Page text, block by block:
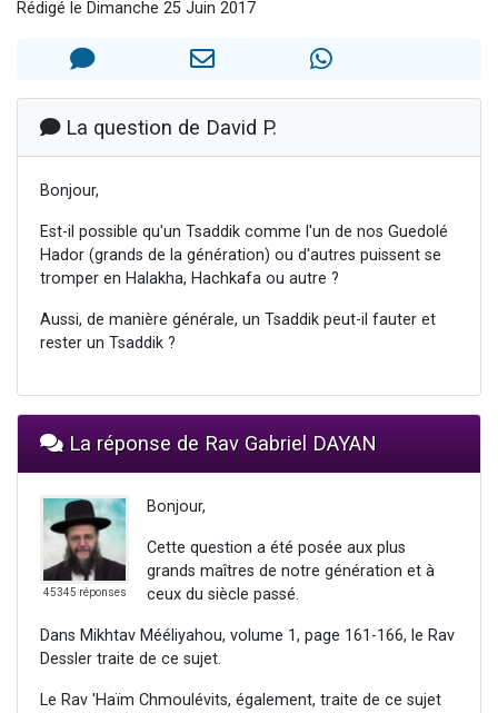
Il reste 49 places pour étudier en groupe sur Zoom
Eva vient de donner son Maasser
Rédigé le Dimanche 25 Juin 2017
La question de David P.
Bonjour,
Est-il possible qu'un Tsaddik comme l'un de nos Guedolé
Hador (grands de la génération) ou d'autres puissent se
tromper en Halakha, Hachkafa ou autre ?
Aussi, de manière générale, un Tsaddik peut-il fauter et
rester un Tsaddik ?
La réponse de Rav Gabriel DAYAN
45345 réponses
Bonjour,
Cette question a été posée aux plus
grands maîtres de notre génération et à
ceux du siècle passé.
Dans Mikhtav Mééliyahou, volume 1, page 161-166, le Rav
Dessler traite de ce sujet.
Le Rav 'Haïm Chmoulévits, également, traite de ce sujet